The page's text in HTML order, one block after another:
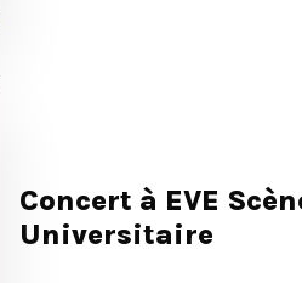
Concert à EVE
Universitaire